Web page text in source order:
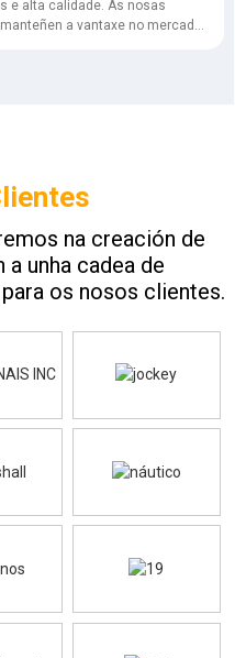
e alta calidade. As nosas
a vantaxe no mercado
na creación de
unha cadea de
os nosos clientes.